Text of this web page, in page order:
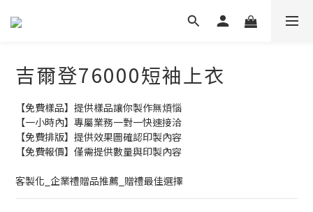
吉爾登76000短袖上衣
【免費樣品】提供樣品讓你製作無煩惱
【一小時內】專屬業務一對一快速接洽
【免費排版】提供效果圖確認印製內容
【免費報價】僅需提供數量與印製內容
客製化_企業禮贈品推薦_贈禮最佳選擇